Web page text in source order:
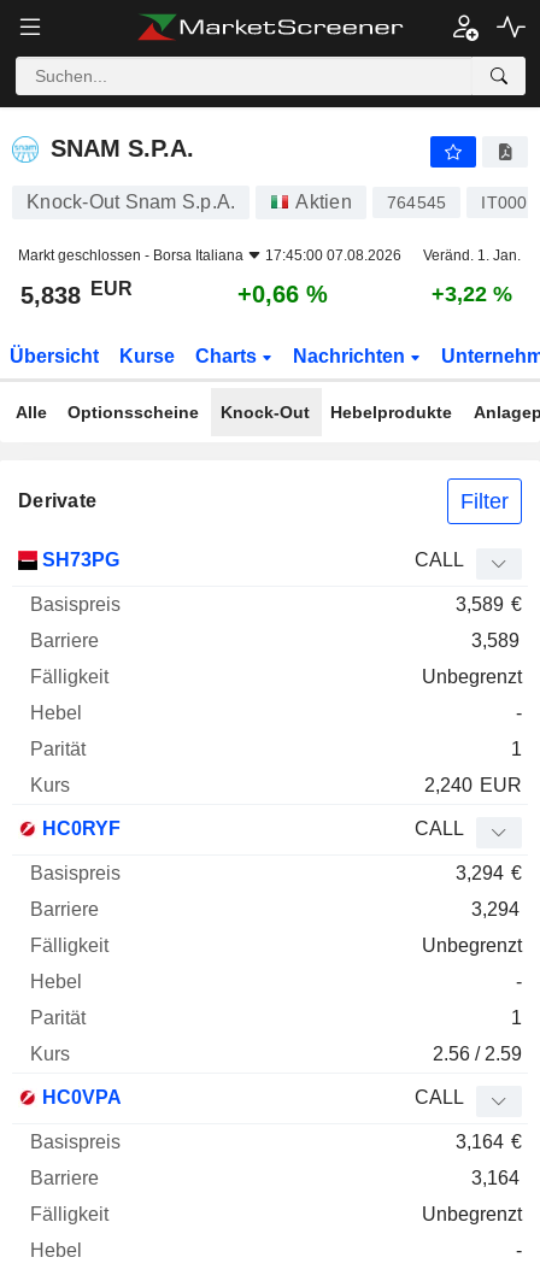
SNAM S.P.A.
SNAM S.P.A.
Knock-Out Snam S.p.A. Aktien 764545
Markt geschlossen - Borsa Italiana 17:45:00 07.08.2026 Veränd. 1. Jan.
5,838 EUR +0,66 % +3,22 %
Übersicht Kurse Charts Nachrichten
Alle Optionsscheine Knock-Out Hebelprodukte
Derivate Filter
Basispreis
Elastizität
SH73PG CALL
3,589 €
3,589
Unbegrenzt
-
1
2,240 EUR
HC0RYF CALL
3,294 €
3,294
Unbegrenzt
-
1
2.56 / 2.59
HC0VPA CALL
3,164 €
3,164
Unbegrenzt
-